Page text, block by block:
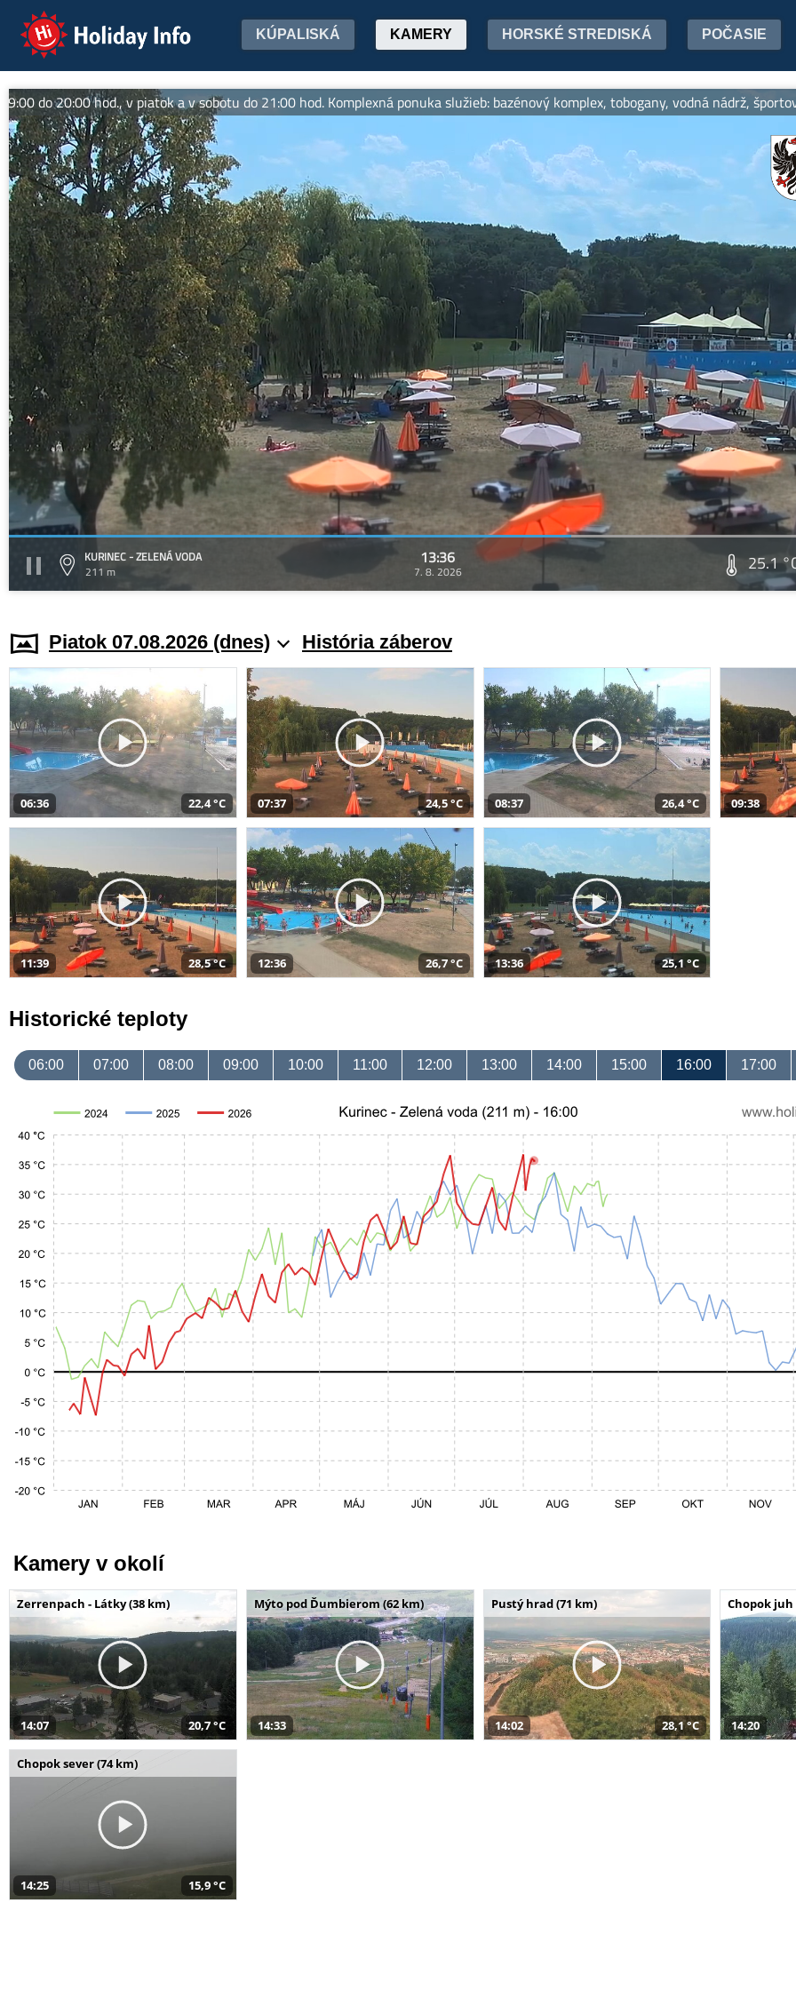
Holiday Info KÚPALISKÁ KAMERY HORSKÉ STREDISKÁ POČASIE
20:00 hod., v piatok a v sobotu do 21:00 hod. Komplexná ponuka služieb: bazénový komplex, tobogany, vodná nádrž,
KURINEC - ZELENÁ VODA
211 m
13:36
7. 8. 2026 25.1
Piatok 07.08.2026 (dnes) História záberov
06:36 22,4 °C 07:37 24,5 °C 08:37 26,4 °C 09:38
11:39 28,5 °C 12:36 26,7 °C 13:36 25,1 °C
Historické teploty
06:00 07:00 08:00 09:00 10:00 11:00 12:00 13:00 14:00 15:00 16:00 17:00
Kamery v okolí
Zerrenpach - Látky (38 km)
14:07 20,7 °C
Mýto pod Ďumbierom (62 km)
14:33
Pustý hrad (71 km)
14:02 28,1 °C
Chopok juh
14:20
Chopok sever (74 km)
14:25 15,9 °C